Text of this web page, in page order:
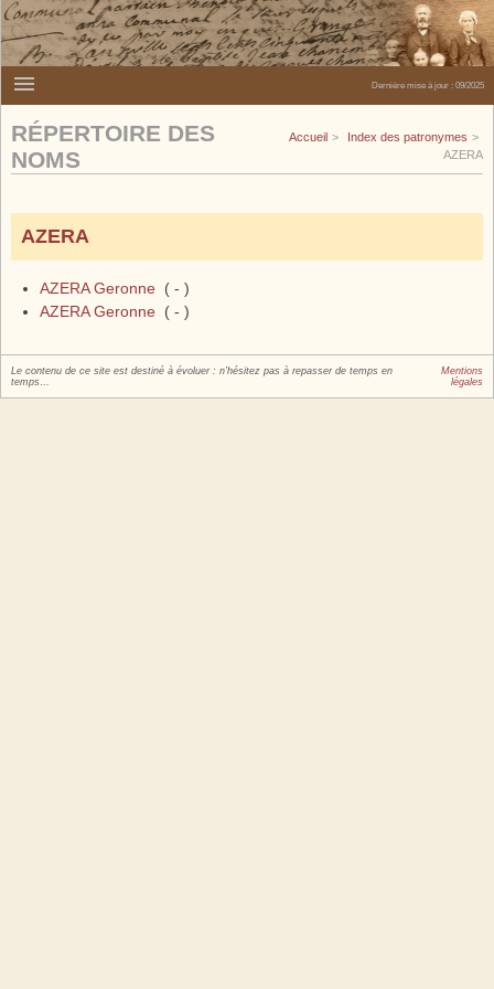
Dernière mise à jour : 09/2025
RÉPERTOIRE DES
NOMS
Accueil
Index des patronymes
AZERA
AZERA
AZERA Geronne ( - )
AZERA Geronne ( - )
Le contenu de ce site est destiné à évoluer : n'hésitez pas à repasser de temps en
temps…
Mentions
légales